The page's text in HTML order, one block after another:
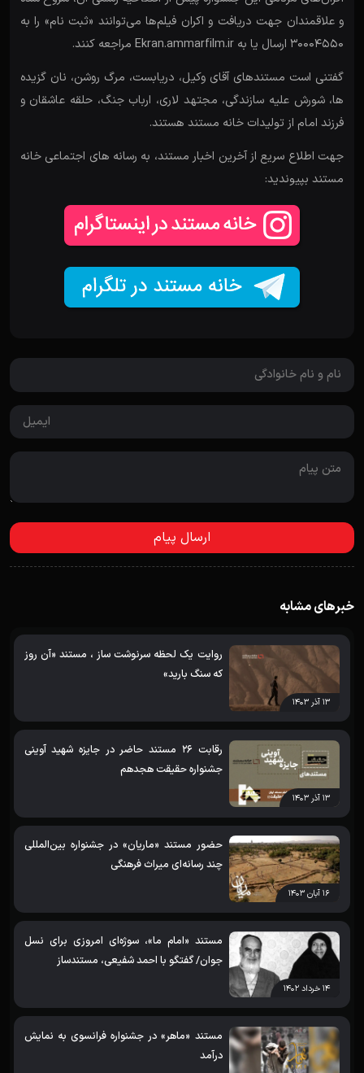
و علاقمندان جهت دریافت و اکران فیلم‌ها می‌توانند «ثبت نام» را به
۳۰۰۰۴۵۵۰ ارسال یا به Ekran.ammarfilm.ir مراجعه کنند.
گفتنی است مستندهای آقای وکیل، دریابست، مرگ روشن، نان گزیده
ها، شورش علیه سازندگی، مجتهد لاری، ارباب جنگ، حلقه عاشقان و
فرزند امام از تولیدات خانه مستند هستند.
جهت اطلاع سریع از آخرین اخبار مستند، به رسانه های اجتماعی خانه
مستند بپیوندید:
خبرهای مشابه
۱۳ آذر ۱۴۰۳
روایت یک لحظه سرنوشت ساز ، مستند «آن روز
که سنگ بارید»
۱۳ آذر ۱۴۰۳
رقابت 26 مستند حاضر در جایزه شهید آوینی
جشنواره حقیقت هجدهم
۱۶ آبان ۱۴۰۳
حضور مستند «ماریان» در جشنواره بین‌المللی
چند رسانه‌ای میراث‌ فرهنگی
۱۴ خرداد ۱۴۰۲
مستند «امام ما»، سوژه‌‌ای امروزی برای نسل
جوان/ گفتگو با احمد شفیعی، مستندساز
مستند «ماهر» در جشنواره فرانسوی به نمایش
درآمد